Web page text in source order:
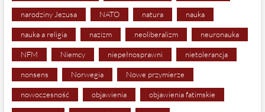
narodziny Jezusa NATO natura nauka
nauka a religia nazizm neoliberalizm neuronauka
NFM Niemcy niepełnosprawni nietolerancja
nonsens Norwegia Nowe przymierze
nowoczesność objawienia objawienia fatimskie